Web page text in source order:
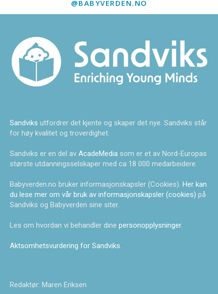
@BABYVERDEN.NO
Sandviks utfordrer det kjente og skaper det nye. Sandviks står
for høy kvalitet og troverdighet.
Sandviks er en del av AcadeMedia som er et av Nord-Europas
største utdanningsselskaper med ca 18 000 medarbeidere.
Babyverden.no bruker informasjonskapsler (Cookies). Her kan
du lese mer om vår bruk av informasjonskapsler (cookies) på
Sandviks og Babyverden sine siter.
Les om hvordan vi behandler dine personopplysninger.
Aktsomhetsvurdering for Sandviks.
Redaktør: Maren Eriksen